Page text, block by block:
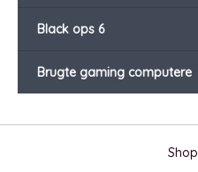
Black ops 6
Brugte gaming computere
Shop